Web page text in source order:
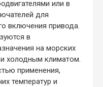
или в
для
включения привода.
в
на морских
холодным климатом.
применения,
температур и